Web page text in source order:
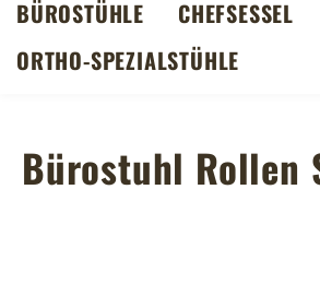
BÜROSTÜHLE CHEFSESSEL
ORTHO-SPEZIALSTÜHLE
Bürostuhl Rollen